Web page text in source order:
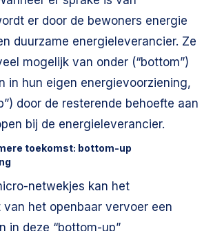
er door de bewoners energie
duurzame energieleverancier. Ze
mogelijk van onder (“bottom”)
in hun eigen energievoorziening,
door de resterende behoefte aan
bij de energieleverancier.
toekomst: bottom-up
netwekjes kan het
het openbaar vervoer een
in deze “bottom-up”